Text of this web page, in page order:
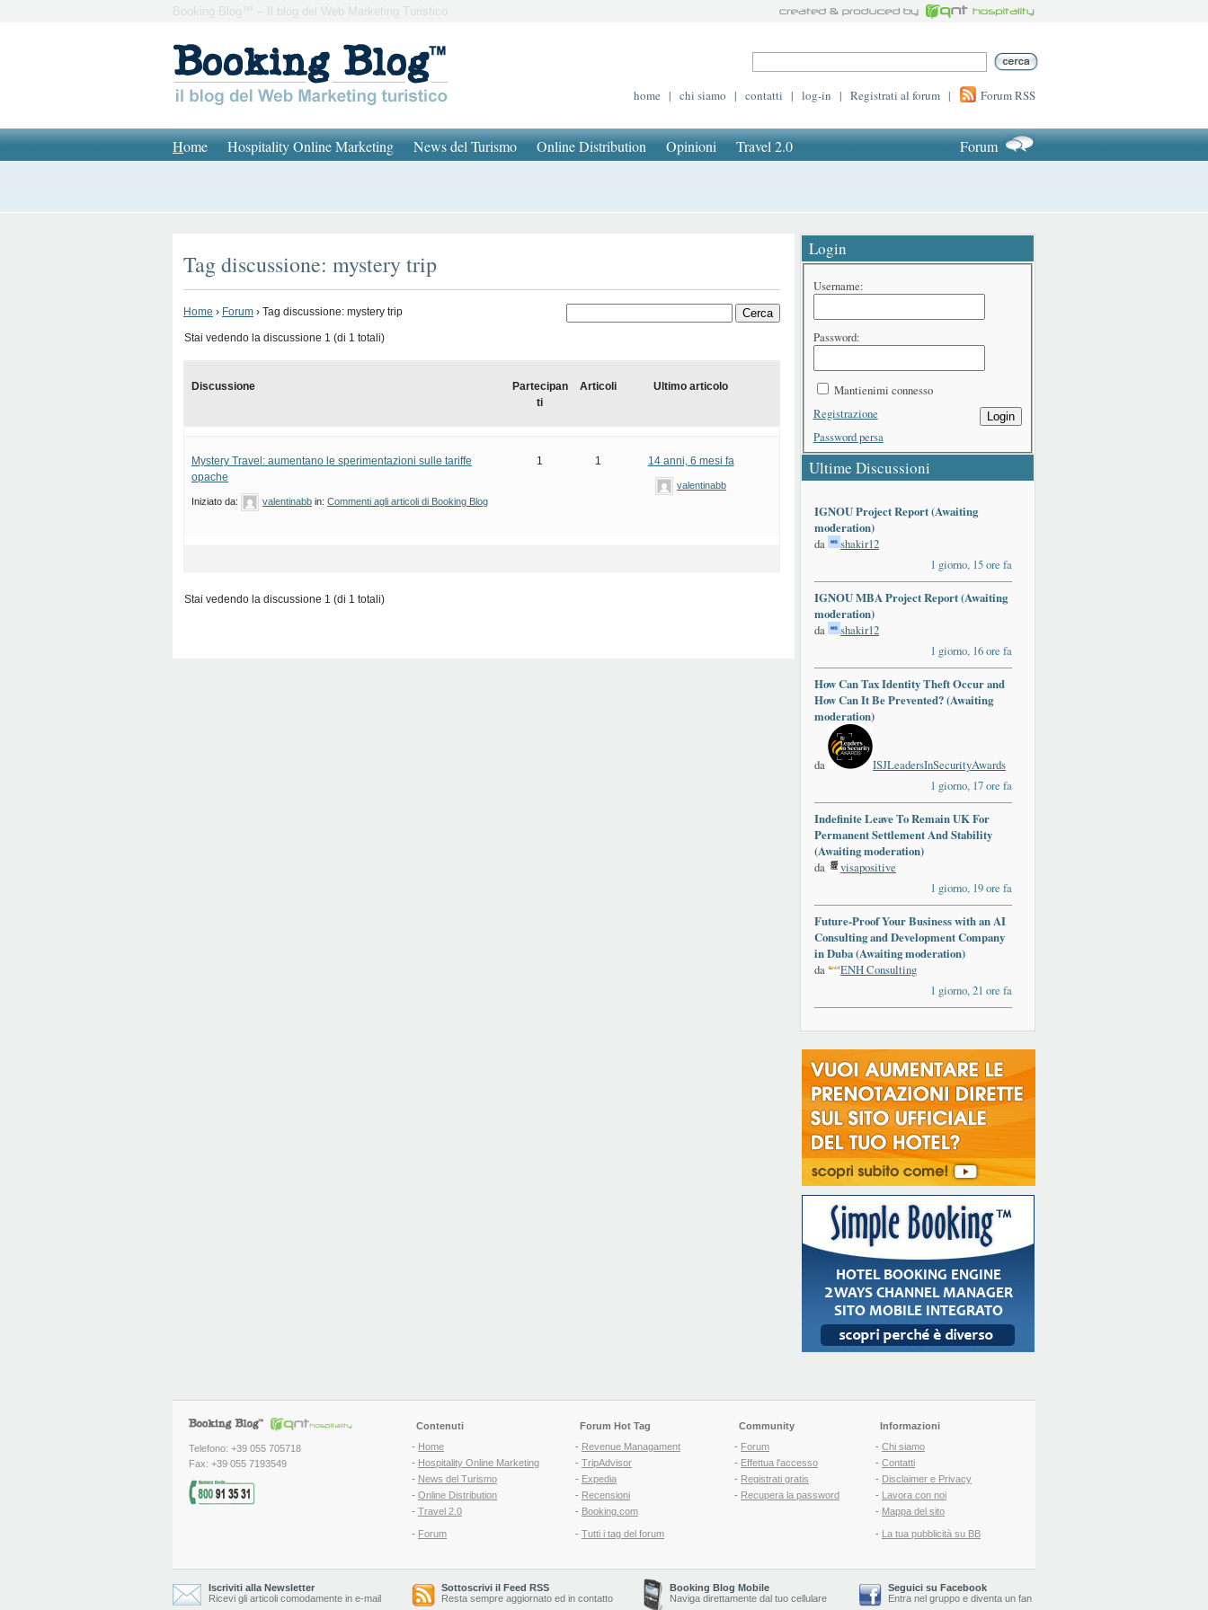
Booking Blog™ – Il blog del Web Marketing Turistico
home | chi siamo | contatti | log-in | Registrati al forum | Forum RSS
Home Hospitality Online Marketing News del Turismo Online Distribution Opinioni Travel 2.0 Forum
Tag discussione: mystery trip
Home › Forum › Tag discussione: mystery trip
Stai vedendo la discussione 1 (di 1 totali)
Discussione
Partecipan
ti
Articoli Ultimo articolo
Mystery Travel: aumentano le sperimentazioni sulle tariffe
opache
Iniziato da: valentinabb in: Commenti agli articoli di Booking Blog
1 1 14 anni, 6 mesi fa
valentinabb
Stai vedendo la discussione 1 (di 1 totali)
Login
Username:
Password:
Mantienimi connesso
Login
Registrazione
Password persa
Ultime Discussioni
IGNOU Project Report (Awaiting
moderation)
da
shakir12
1 giorno, 15 ore fa
IGNOU MBA Project Report (Awaiting
moderation)
da
shakir12
1 giorno, 16 ore fa
How Can Tax Identity Theft Occur and
How Can It Be Prevented? (Awaiting
moderation)
da
ISJLeadersInSecurityAwards
1 giorno, 17 ore fa
Indefinite Leave To Remain UK For
Permanent Settlement And Stability
(Awaiting moderation)
da
visapositive
1 giorno, 19 ore fa
Future-Proof Your Business with an AI
Consulting and Development Company
in Duba (Awaiting moderation)
da
ENH Consulting
1 giorno, 21 ore fa
Telefono: +39 055 705718
Fax: +39 055 7193549
Contenuti
- Home
- Hospitality Online Marketing
- News del Turismo
- Online Distribution
- Travel 2.0
- Forum
Forum Hot Tag
- Revenue Managament
- TripAdvisor
- Expedia
- Recensioni
- Booking.com
- Tutti i tag del forum
Community
- Forum
- Effettua l'accesso
- Registrati gratis
- Recupera la password
Informazioni
- Chi siamo
- Contatti
- Disclaimer e Privacy
- Lavora con noi
- Mappa del sito
- La tua pubblicità su BB
Iscriviti alla Newsletter
Ricevi gli articoli comodamente in e-mail
Sottoscrivi il Feed RSS
Resta sempre aggiornato ed in contatto
Booking Blog Mobile
Naviga direttamente dal tuo cellulare
Seguici su Facebook
Entra nel gruppo e diventa un fan